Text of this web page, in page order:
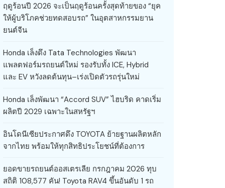
ฤดูร้อนปี 2026 จะเป็นฤดูร้อนครั้งสุดท้ายของ “ยุค
ให้ผู้บริโภคช่วยทดสอบรถ” ในอุตสาหกรรมยาน
ยนต์จีน
Honda เล็งดึง Tata Technologies พัฒนา
แพลตฟอร์มรถยนต์ใหม่ รองรับทั้ง ICE, Hybrid
และ EV หวังลดต้นทุน–เร่งเปิดตัวรถรุ่นใหม่
Honda เล็งพัฒนา “Accord SUV” ไฮบริด คาดเริ่ม
ผลิตปี 2029 เฉพาะในสหรัฐฯ
อินโดนีเซียประกาศดึง TOYOTA ย้ายฐานผลิตหลัก
จากไทย พร้อมให้ทุกสิทธิประโยชน์ที่ต้องการ
ยอดขายรถยนต์ออสเตรเลีย กรกฎาคม 2026 ทุบ
สถิติ 108,577 คัน! Toyota RAV4 ขึ้นอันดับ 1 รถ